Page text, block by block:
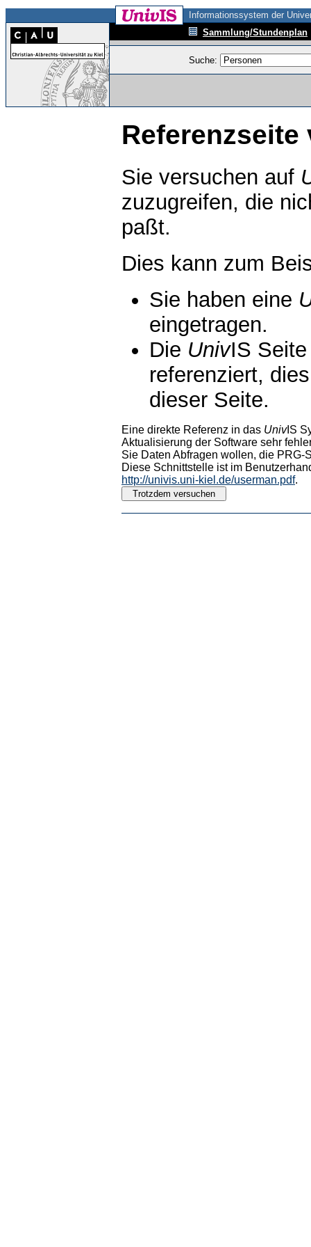
Informationssystem der
Sammlung/Stundenplan
Suche:
Referenzseite
Sie versuchen auf
zuzugreifen, die
paßt.
Dies kann zum
Sie haben eine
eingetragen.
Die UnivIS
referenziert,
dieser Seite.
Eine direkte Referenz in das UnivIS
Aktualisierung der Software sehr
Sie Daten Abfragen wollen, die PRG-
Diese Schnittstelle ist im
http://univis.uni-kiel.de/userman.pdf.